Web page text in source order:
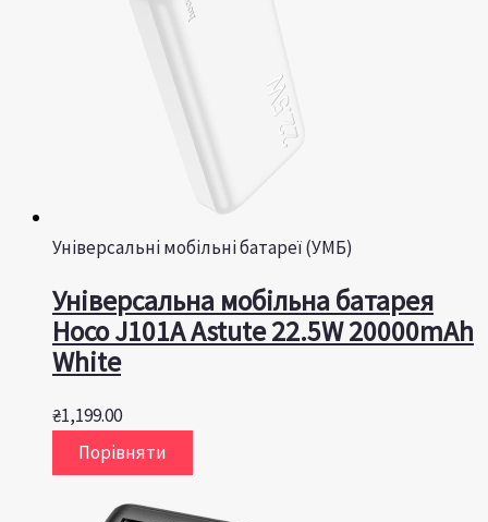
Універсальні мобільні батареї (УМБ)
Універсальна мобільна батарея
Hoco J101A Astute 22.5W 20000mAh
White
₴1,199.00
Порівняти